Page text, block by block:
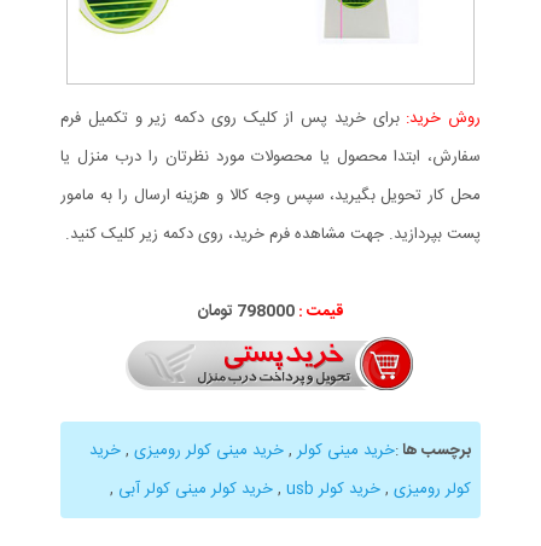
روش خرید: برای خرید پس از کلیک روی دکمه زیر و تکمیل فرم
سفارش، ابتدا محصول یا محصولات مورد نظرتان را درب منزل یا
محل کار تحویل بگیرید، سپس وجه کالا و هزینه ارسال را به مامور
پست بپردازید. جهت مشاهده فرم خرید، روی دکمه زیر کلیک کنید.
قیمت :798000 تومان
برچسب ها:خرید مینی کولر ,خرید مینی کولر رومیزی ,خرید
کولر رومیزی ,خرید کولر usb ,خرید کولر مینی کولر آبی ,